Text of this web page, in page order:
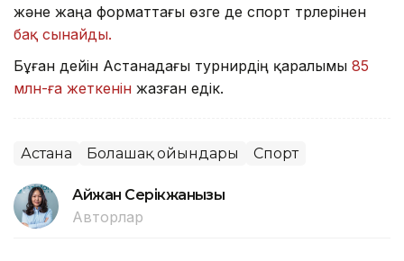
және жаңа форматтағы өзге де спорт түрлерінен
бақ сынайды.
Бұған дейін Астанадағы турнирдің қаралымы 85
млн-ға жеткенін жазған едік.
Астана Болашақ ойындары Спорт
Айжан Серікжанқызы
Авторлар